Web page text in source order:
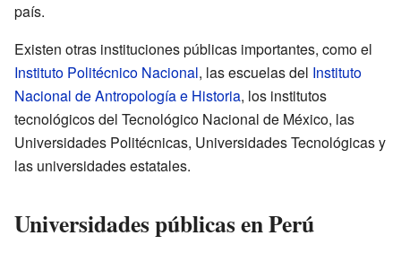
país.
Existen otras instituciones públicas importantes, como el
Instituto Politécnico Nacional, las escuelas del Instituto
Nacional de Antropología e Historia, los institutos
tecnológicos del Tecnológico Nacional de México, las
Universidades Politécnicas, Universidades Tecnológicas y
las universidades estatales.
Universidades públicas en Perú